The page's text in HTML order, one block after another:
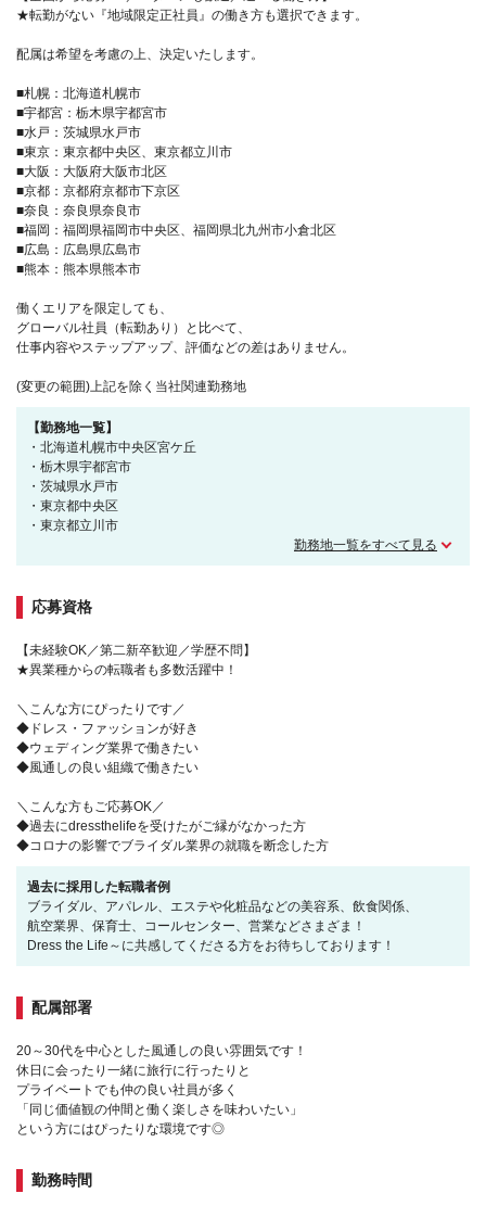
★転勤がない『地域限定正社員』の働き方も選択できます。
配属は希望を考慮の上、決定いたします。
■札幌：北海道札幌市
■宇都宮：栃木県宇都宮市
■水戸：茨城県水戸市
■東京：東京都中央区、東京都立川市
■大阪：大阪府大阪市北区
■京都：京都府京都市下京区
■奈良：奈良県奈良市
■福岡：福岡県福岡市中央区、福岡県北九州市小倉北区
■広島：広島県広島市
■熊本：熊本県熊本市
働くエリアを限定しても、
グローバル社員（転勤あり）と比べて、
仕事内容やステップアップ、評価などの差はありません。
(変更の範囲)上記を除く当社関連勤務地
【勤務地一覧】
・北海道札幌市中央区宮ケ丘
・栃木県宇都宮市
・茨城県水戸市
・東京都中央区
・東京都立川市
勤務地一覧をすべて見る
応募資格
【未経験OK／第二新卒歓迎／学歴不問】
★異業種からの転職者も多数活躍中！
＼こんな方にぴったりです／
◆ドレス・ファッションが好き
◆ウェディング業界で働きたい
◆風通しの良い組織で働きたい
＼こんな方もご応募OK／
◆過去にdressthelifeを受けたがご縁がなかった方
◆コロナの影響でブライダル業界の就職を断念した方
過去に採用した転職者例
ブライダル、アパレル、エステや化粧品などの美容系、飲食関係、
航空業界、保育士、コールセンター、営業などさまざま！
Dress the Life～に共感してくださる方をお待ちしております！
配属部署
20～30代を中心とした風通しの良い雰囲気です！
休日に会ったり一緒に旅行に行ったりと
プライベートでも仲の良い社員が多く
「同じ価値観の仲間と働く楽しさを味わいたい」
という方にはぴったりな環境です◎
勤務時間